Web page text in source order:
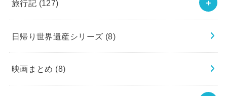
旅行記 (127)
日帰り世界遺産シリーズ (8)
映画まとめ (8)